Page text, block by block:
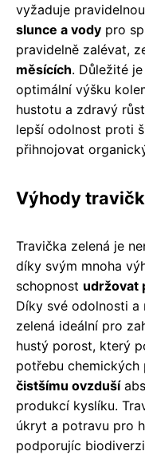
vyžaduje
slunce a vody pro
pravidelně zalévat,
měsících. Důležité
optimální výšku
hustotu a zdravý
lepší odolnost proti
přihnojovat
Výhody
Travička zelená je
díky svým mnoha
schopnost udržovat
Díky své odolnosti a
zelená ideální pro
hustý porost, který
potřebu chemických
čistšímu ovzduší
produkcí kyslíku.
úkryt a potravu pro
podporujíc